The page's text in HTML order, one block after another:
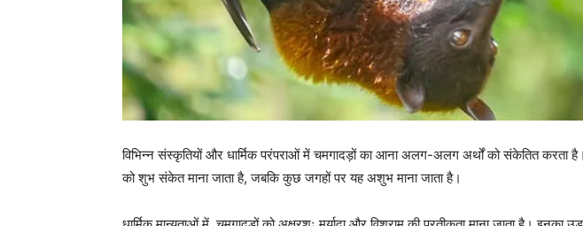
विभिन्न संस्कृतियों और धार्मिक परंपराओं में चमगादड़ों का आना अलग-अलग अर्थों को संकेतित करता
को शुभ संकेत माना जाता है, जबकि कुछ जगहों पर यह अशुभ माना जाता है।